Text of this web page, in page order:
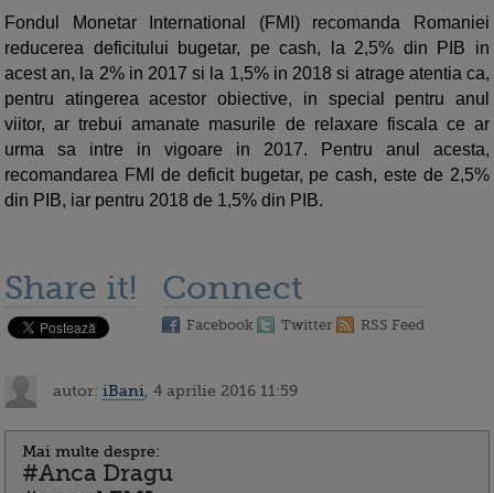
Fondul Monetar International (FMI) recomanda Romaniei
reducerea deficitului bugetar, pe cash, la 2,5% din PIB in
acest an, la 2% in 2017 si la 1,5% in 2018 si atrage atentia ca,
pentru atingerea acestor obiective, in special pentru anul
viitor, ar trebui amanate masurile de relaxare fiscala ce ar
urma sa intre in vigoare in 2017. Pentru anul acesta,
recomandarea FMI de deficit bugetar, pe cash, este de 2,5%
din PIB, iar pentru 2018 de 1,5% din PIB.
Share it! Connect
Facebook Twitter RSS Feed
autor: iBani , 4 aprilie 2016 11:59
Mai multe despre:
#Anca Dragu